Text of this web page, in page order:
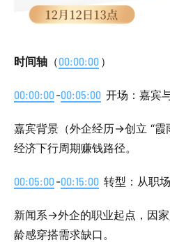
时间轴 （00:00:00 ）
00:00:00-00:05:00 开场：嘉宾
嘉宾背景（外企经历→创立 “霞
经济下行周期赚钱路径。
00:05:00-00:15:00 转型：从职
新闻系→外企的职业起点，因
龄感穿搭需求缺口。